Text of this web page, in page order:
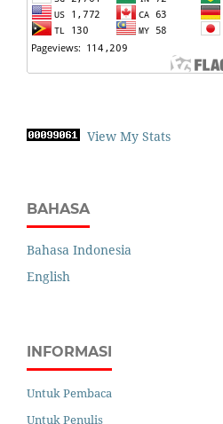
View My Stats
BAHASA
Bahasa Indonesia
English
INFORMASI
Untuk Pembaca
Untuk Penulis